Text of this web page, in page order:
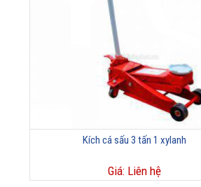
Kích cá sấu 3 tấn 1 xylanh
Giá: Liên hệ